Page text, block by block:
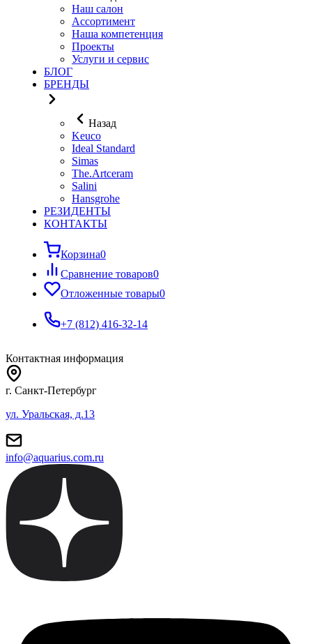
Наш салон
Ассортимент
Наша компетенция
Проекты
Услуги и сервис
БЛОГ
БРЕНДЫ
Назад
Keuco
Ideal Standard
Simas
The.Artceram
Salini
Hansgrohe
РЕЗИДЕНТЫ
КОНТАКТЫ
Корзина0
Сравнение товаров0
Отложенные товары0
+7 (812) 416-32-14
Контактная информация
г. Санкт-Петербург
ул. Уральская, д.13
info@aquarius.com.ru